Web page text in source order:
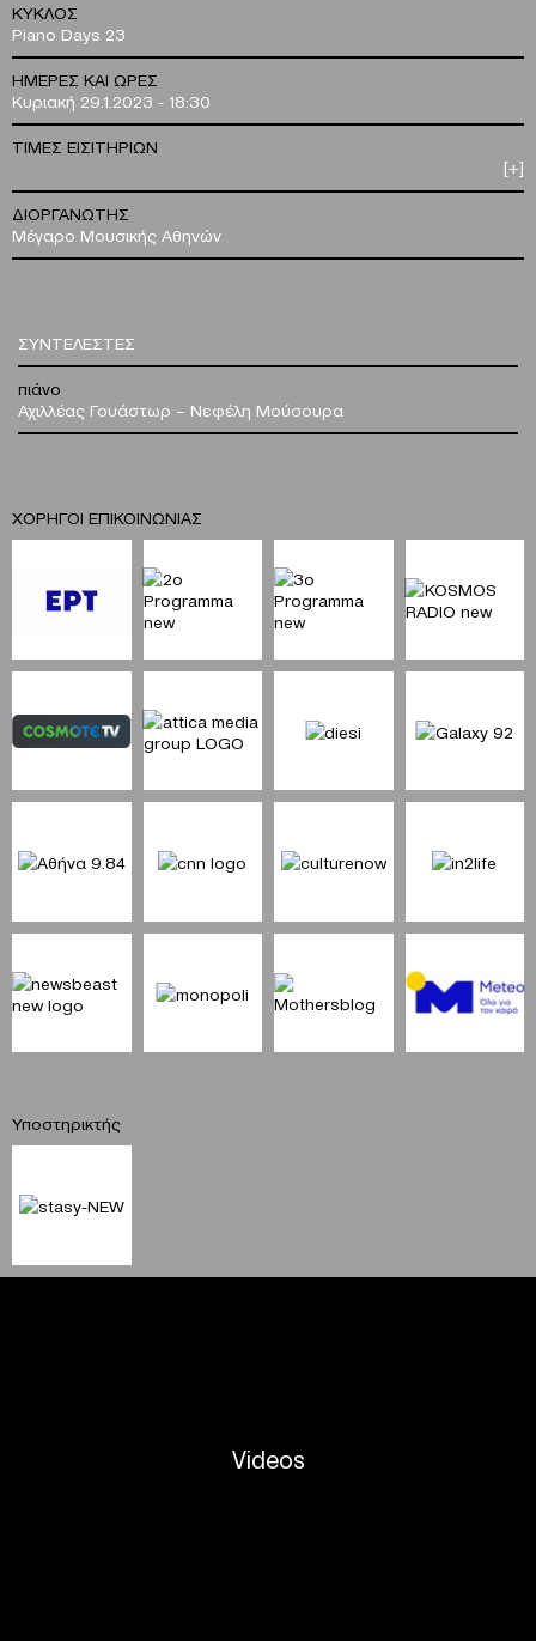
ΚΥΚΛΟΣ
Piano Days 23
ΗΜΕΡΕΣ ΚΑΙ ΩΡΕΣ
Κυριακή 29.1.2023 - 18:30
ΤΙΜΕΣ ΕΙΣΙΤΗΡΙΩΝ
[+]
ΔΙΟΡΓΑΝΩΤΗΣ
Μέγαρο Μουσικής Αθηνών
ΣΥΝΤΕΛΕΣΤΕΣ
πιάνο
Αχιλλέας Γουάστωρ – Νεφέλη Μούσουρα
ΧΟΡΗΓΟΙ ΕΠΙΚΟΙΝΩΝΙΑΣ
Υποστηρικτής
Videos